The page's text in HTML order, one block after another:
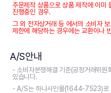
주문제작 상품으로 상품 제작에 이미
진행중인 경우.
그 외 전자상거래 등 에서의 소비자
제한에 해당하는 경우에는 교환이나
A/S안내
- 소비자분쟁해결 기준(공정거래위원
있습니다.
- A/S는 하나사인몰(1644-7523)로